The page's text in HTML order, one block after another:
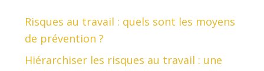
Risques au travail : quels sont les moyens
de prévention ?
Hiérarchiser les risques au travail : une